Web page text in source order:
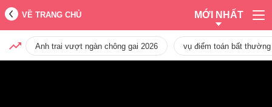
VỀ TRANG CHỦ MỚI NHẤT
Anh trai vượt ngàn chông gai 2026 vụ điểm toán bất